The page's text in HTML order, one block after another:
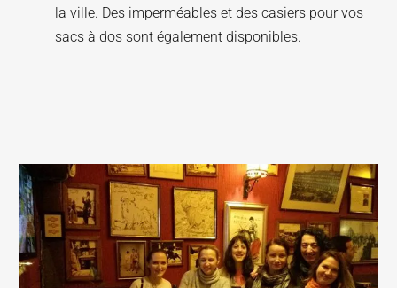
la ville. Des imperméables et des casiers pour vos
sacs à dos sont également disponibles.